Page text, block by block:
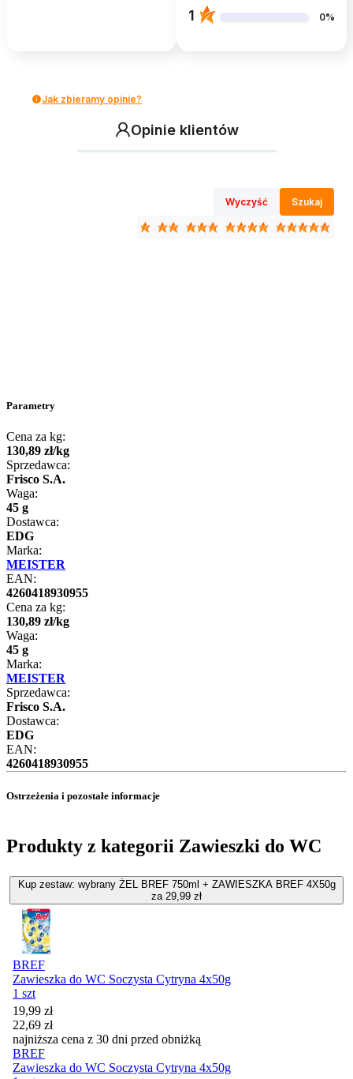
1 0%
Jak zbieramy opinie?
Opinie klientów
Wyczyść Szukaj
Parametry
Cena za kg:
130,89 zł/kg
Sprzedawca:
Frisco S.A.
Waga:
45 g
Dostawca:
EDG
Marka:
MEISTER
EAN:
4260418930955
Cena za kg:
130,89 zł/kg
Waga:
45 g
Marka:
MEISTER
Sprzedawca:
Frisco S.A.
Dostawca:
EDG
EAN:
4260418930955
Ostrzeżenia i pozostałe informacje
Produkty z kategorii Zawieszki do WC
Kup zestaw: wybrany ŻEL BREF 750ml + ZAWIESZKA BREF 4X50g
za 29,99 zł
BREF
Zawieszka do WC Soczysta Cytryna 4x50g
1 szt
Cena promocyjna
19,99 zł
22,69 zł
najniższa cena z 30 dni przed obniżką
BREF
Zawieszka do WC Soczysta Cytryna 4x50g